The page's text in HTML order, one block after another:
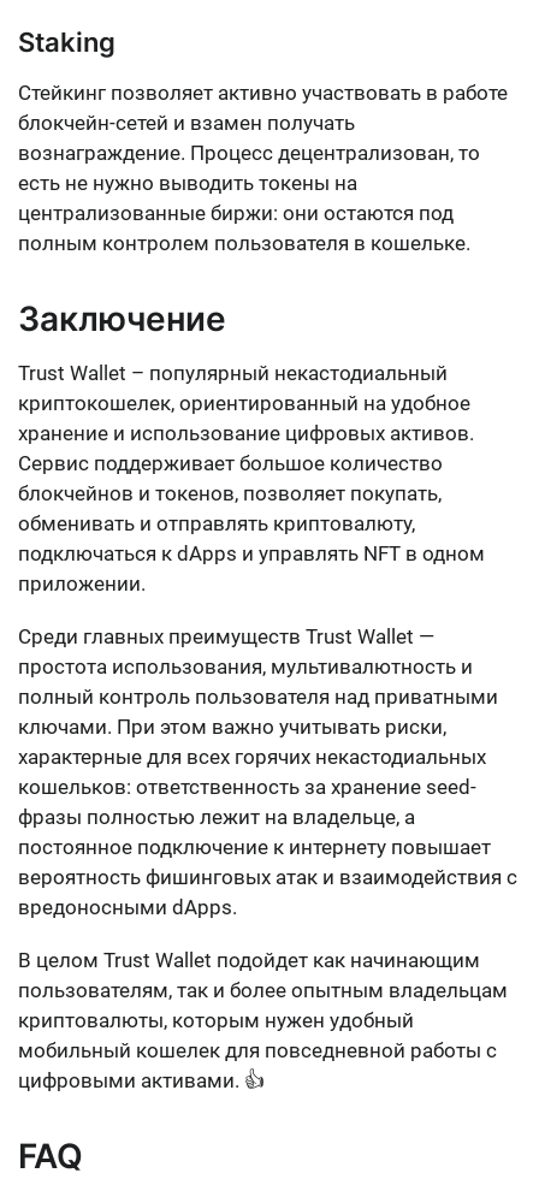
Staking
Стейкинг позволяет активно участвовать в работе
блокчейн-сетей и взамен получать
вознаграждение. Процесс децентрализован, то
есть не нужно выводить токены на
централизованные биржи: они остаются под
полным контролем пользователя в кошельке.
Заключение
Trust Wallet – популярный некастодиальный
криптокошелек, ориентированный на удобное
хранение и использование цифровых активов.
Сервис поддерживает большое количество
блокчейнов и токенов, позволяет покупать,
обменивать и отправлять криптовалюту,
подключаться к dApps и управлять NFT в одном
приложении.
Среди главных преимуществ Trust Wallet —
простота использования, мультивалютность и
полный контроль пользователя над приватными
ключами. При этом важно учитывать риски,
характерные для всех горячих некастодиальных
кошельков: ответственность за хранение seed-
фразы полностью лежит на владельце, а
постоянное подключение к интернету повышает
вероятность фишинговых атак и взаимодействия с
вредоносными dApps.
В целом Trust Wallet подойдет как начинающим
пользователям, так и более опытным владельцам
криптовалюты, которым нужен удобный
мобильный кошелек для повседневной работы с
цифровыми активами. 👍
FAQ